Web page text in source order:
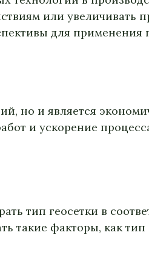
или увеличивать
для применения
но и является
и ускорение
тип геосетки в
такие факторы, как